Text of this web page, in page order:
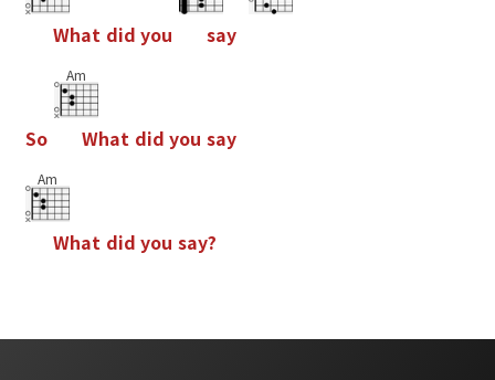
What did you say
So
Am
What did you say
Am
What did you say?